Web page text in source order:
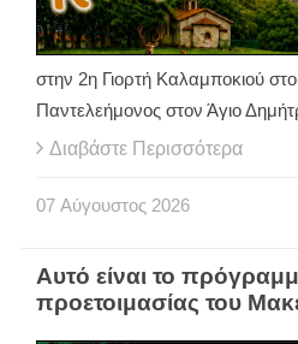
στην 2η Γιορτή Καλαμποκιού
Παντελεήμονος στον Άγιο
Διαβάστε Περισσότερα
07 Αύγουστος 2026
Αυτό είναι το
προετοιμασίας του